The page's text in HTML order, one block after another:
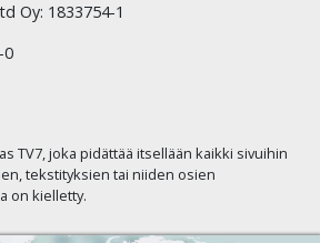
Oy: 1833754-1
0
TV7, joka pidättää itsellään kaikki sivuihin
tekstityksien tai niiden osien
on kielletty.